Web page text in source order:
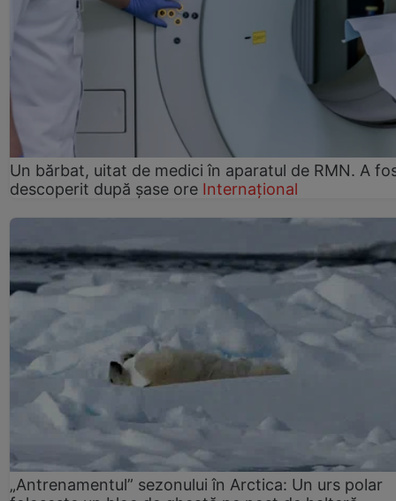
Un bărbat, uitat de medici în aparatul de RMN. A
descoperit după șase ore Internațional
„Antrenamentul” sezonului în Arctica: Un urs polar